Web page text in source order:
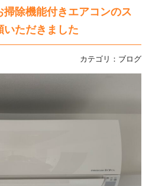
除機能付きエアコンのス
いただきました
カテゴリ： ブログ